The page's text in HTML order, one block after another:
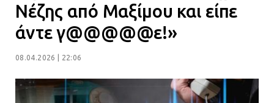
Νέζης από Μαξίμου και είπε
άντε γ@@@@@ε!»
08.04.2026 | 22:06